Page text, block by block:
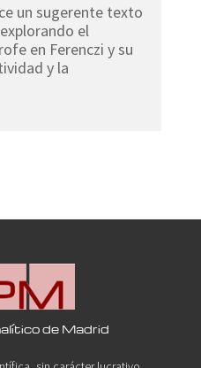
un sugerente texto
el
en Ferenczi y su
y la
de Madrid